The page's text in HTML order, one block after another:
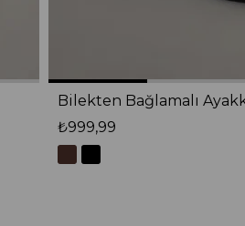
Bilekten Bağlamalı
₺999,99